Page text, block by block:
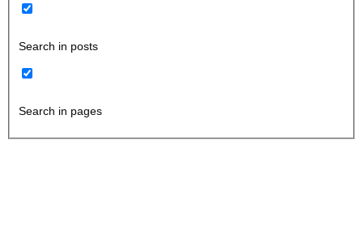
Search in posts
Search in pages